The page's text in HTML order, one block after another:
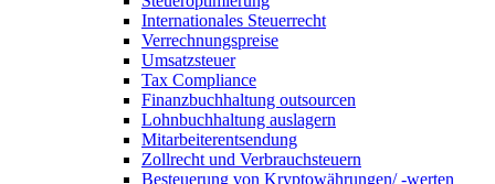
Internationales Steuerrecht
Verrechnungspreise
Umsatzsteuer
Tax Compliance
Finanzbuchhaltung outsourcen
Lohnbuchhaltung auslagern
Mitarbeiterentsendung
Zollrecht und Verbrauchsteuern
Besteuerung von Kryptowährungen/ -werten